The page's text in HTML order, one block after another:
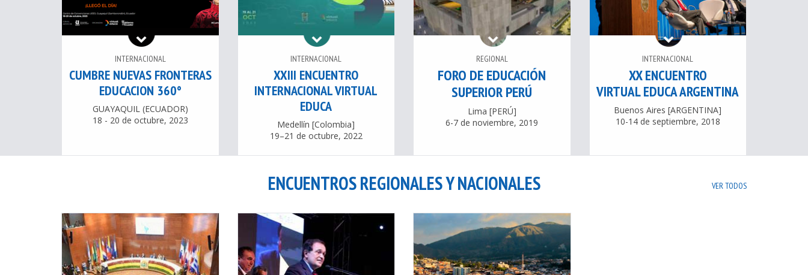
INTERNACIONAL
CUMBRE NUEVAS FRONTERAS
EDUCACION 360°
GUAYAQUIL (ECUADOR)
18 - 20 de octubre, 2023
INTERNACIONAL
XXIII ENCUENTRO
INTERNACIONAL VIRTUAL
EDUCA
Medellín [Colombia]
19–21 de octubre, 2022
REGIONAL
FORO DE EDUCACIÓN
SUPERIOR PERÚ
Lima [PERÚ]
6-7 de noviembre, 2019
INTERNACIONAL
XX ENCUENTRO
VIRTUAL EDUCA ARGENTINA
Buenos Aires [ARGENTINA]
10-14 de septiembre, 2018
ENCUENTROS REGIONALES Y NACIONALES VER TODOS